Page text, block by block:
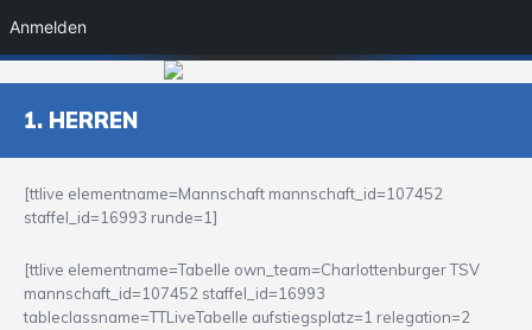
1. HERREN
[ttlive elementname=Mannschaft mannschaft_id=107452
staffel_id=16993 runde=1]
[ttlive elementname=Tabelle own_team=Charlottenburger TSV
mannschaft_id=107452 staffel_id=16993
tableclassname=TTLiveTabelle aufstiegsplatz=1 relegation=2
Anmelden